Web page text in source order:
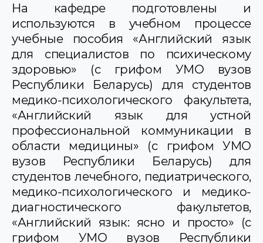
На кафедре подготовлены и
используются в учебном процессе
учебные пособия «Английский язык
для специалистов по психическому
здоровью» (с грифом УМО вузов
Республики Беларусь) для студентов
медико-психологического факультета,
«Английский язык для устной
профессиональной коммуникации в
области медицины» (с грифом УМО
вузов Республики Беларусь) для
студентов лечебного, педиатрического,
медико-психологического и медико-
диагностического факультетов,
«Английский язык: ясно и просто» (с
грифом УМО вузов Республики